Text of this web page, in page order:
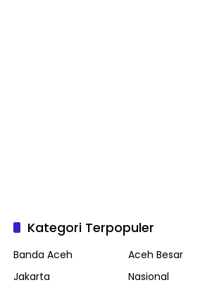
Kategori Terpopuler
Banda Aceh
Aceh Besar
Jakarta
Nasional